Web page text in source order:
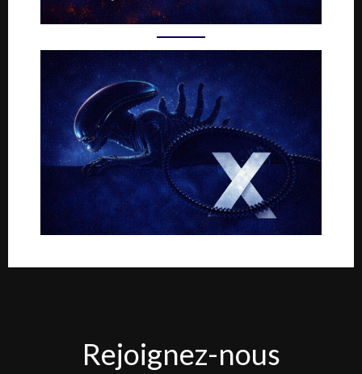
nous
Rejoignez-nous